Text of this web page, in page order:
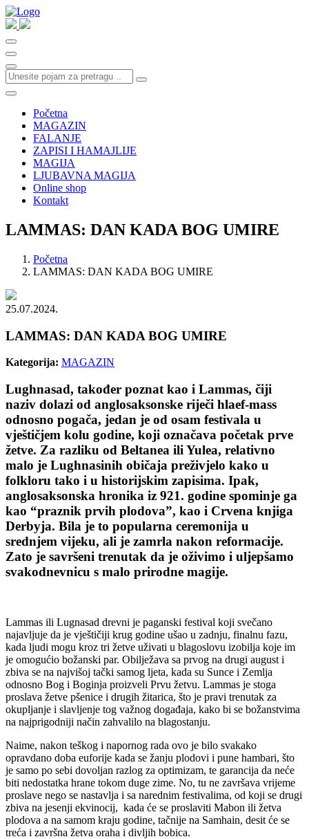
Početna
MAGAZIN
FALANJE
ZAPISI I HAMAJLIJE
MAGIJA
LJUBAVNA MAGIJA
Online shop
Kontakt
LAMMAS: DAN KADA BOG UMIRE
Početna
LAMMAS: DAN KADA BOG UMIRE
25.07.2024.
LAMMAS: DAN KADA BOG UMIRE
Kategorija: MAGAZIN
Lughnasad, također poznat kao i Lammas, čiji
naziv dolazi od anglosaksonske riječi hlaef-mass
odnosno pogača, jedan je od osam festivala u
vještičjem kolu godine, koji označava početak prve
žetve. Za razliku od Beltanea ili Yulea, relativno
malo je Lughnasinih običaja preživjelo kako u
folkloru tako i u historijskim zapisima. Ipak,
anglosaksonska hronika iz 921. godine spominje ga
kao “praznik prvih plodova”, kao i Crvena knjiga
Derbyja. Bila je to popularna ceremonija u
srednjem vijeku, ali je zamrla nakon reformacije.
Zato je savršeni trenutak da je oživimo i uljepšamo
svakodnevnicu s malo prirodne magije.
Lammas ili Lugnasad drevni je paganski festival koji svečano
najavljuje da je vještičiji krug godine ušao u zadnju, finalnu fazu,
kada ljudi mogu kroz tri žetve uživati u blagoslovu izobilja koje im
je omogućio božanski par. Obilježava sa prvog na drugi august i
zbiva se na najvišoj tački samog ljeta, kada su Sunce i Zemlja
odnosno Bog i Boginja proizveli Prvu žetvu. Lammas je stoga
proslava žetve pšenice i drugih žitarica, što je pravi trenutak za
okupljanje i slavljenje tog važnog događaja, kako bi se božanstvima
na najprigodniji način zahvalilo na blagostanju.
Naime, nakon teškog i napornog rada ovo je bilo svakako
opravdano doba euforije kada se žanju plodovi i pune hambari, što
je samo po sebi dovoljan razlog za optimizam, te garancija da neće
biti nedostatka hrane tokom duge zime. No, tu ne završava vrijeme
proslave nego se nastavlja i sa narednim festivalima, od koji se drugi
zbiva na jesenji ekvinocij, kada će se proslaviti Mabon ili žetva
plodova a na samom kraju godine, tačnije na Samhain, desit će se
treća i završna žetva oraha i divljih bobica.